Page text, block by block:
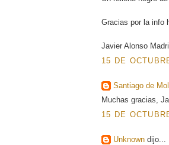
Gracias por la info
Javier Alonso
15 DE
Santiago de
Muchas gracias,
15 DE
Unknowndijo...